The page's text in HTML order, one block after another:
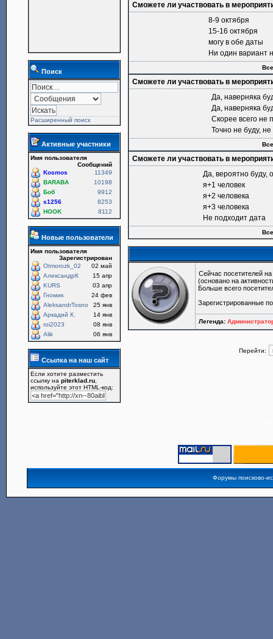
Поиск
Расширенный поиск
Активные участники
Имя пользователя
Сообщений
Kosmos
11349
BARABA
10198
Боб
9912
s1256
8253
HOOK
8112
Новые пользователи
Имя пользователя
Зарегистрирован
Otmorozk_02
02 май
АлександрК
15 апр
KURS
03 апр
Гномик
24 фев
AleksandrTosno
25 янв
Аркадий К.
14 янв
roi2023
08 янв
Alik
06 янв
Ссылка на наш сайт
Если хотите разместить
ссылку наpiterklad.ru
используйте этот HTML-код:
Сможете ли участвовать в
8-9 октября
15-16 октября
могу в обе даты
Ни один вариант
Сможете ли участвовать в
Да, наверняка
Да, наверняка
Скорее всего не
Точно не буду,
Сможете ли участвовать в
Да, вероятно буду,
я+1 человек
я+2 человека
я+3 человека
Не подходит дата
Сейчас посетителей
(основано на
Больше всего
Зарегистрированные
Легенда:
Перейти:
Форумы поисково-